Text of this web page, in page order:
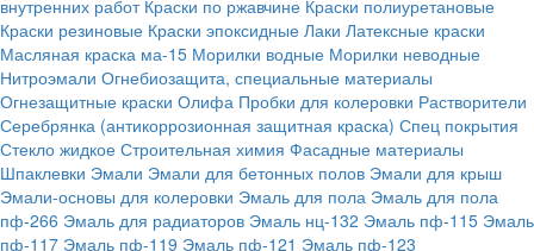
внутренних работ Краски по ржавчине Краски полиуретановые
Краски резиновые Краски эпоксидные Лаки Латексные краски
Масляная краска ма-15 Морилки водные Морилки неводные
Нитроэмали Огнебиозащита, специальные материалы
Огнезащитные краски Олифа Пробки для колеровки Растворители
Серебрянка (антикоррозионная защитная краска) Спец покрытия
Стекло жидкое Строительная химия Фасадные материалы
Шпаклевки Эмали Эмали для бетонных полов Эмали для крыш
Эмали-основы для колеровки Эмаль для пола Эмаль для пола
пф-266 Эмаль для радиаторов Эмаль нц-132 Эмаль пф-115 Эмаль
пф-117 Эмаль пф-119 Эмаль пф-121 Эмаль пф-123